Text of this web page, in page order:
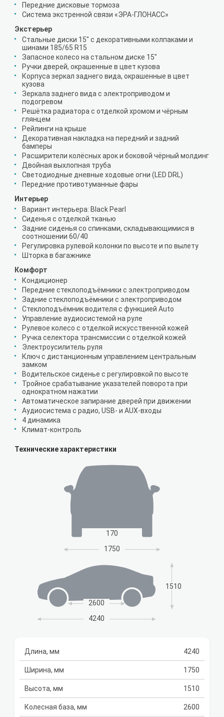
Передние дисковые тормоза
Система экстренной связи «ЭРА-ГЛОНАСС»
Экстерьер
Стальные диски 15" с декоративными колпаками и
шинами 185/65 R15
Запасное колесо на стальном диске 15"
Ручки дверей, окрашенные в цвет кузова
Корпуса зеркал заднего вида, окрашенные в цвет
кузова
Зеркала заднего вида с электроприводом и
подогревом
Решётка радиатора с отделкой хромом и чёрным
глянцем
Рейлинги на крыше
Декоративная накладка на передний и задний
бамперы
Расширители колёсных арок и боковой чёрный молдинг
Двойная выхлопная труба
Светодиодные дневные ходовые огни (LED DRL)
Передние противотуманные фары
Интерьер
Вариант интерьера: Black Pearl
Сиденья с отделкой тканью
Задние сиденья со спинками, складывающимися в
соотношении 60/40
Регулировка рулевой колонки по высоте и по вылету
Шторка в багажнике
Комфорт
Кондиционер
Передние стеклоподъёмники с электроприводом
Задние стеклоподъёмники с электроприводом
Стеклоподъёмник водителя с функцией Auto
Управление аудиосистемой на руле
Рулевое колесо с отделкой искусственной кожей
Ручка селектора трансмиссии с отделкой кожей
Электроусилитель руля
Ключ с дистанционным управлением центральным
замком
Водительское сиденье с регулировкой по высоте
Тройное срабатывание указателей поворота при
однократном нажатии
Автоматическое запирание дверей при движении
Аудиосистема с радио, USB- и AUX-входы
4 динамика
Климат-контроль
Технические характеристики
170
1750
2600
1510
4240
Длина, мм 4240
Ширина, мм 1750
Высота, мм 1510
Колесная база, мм 2600